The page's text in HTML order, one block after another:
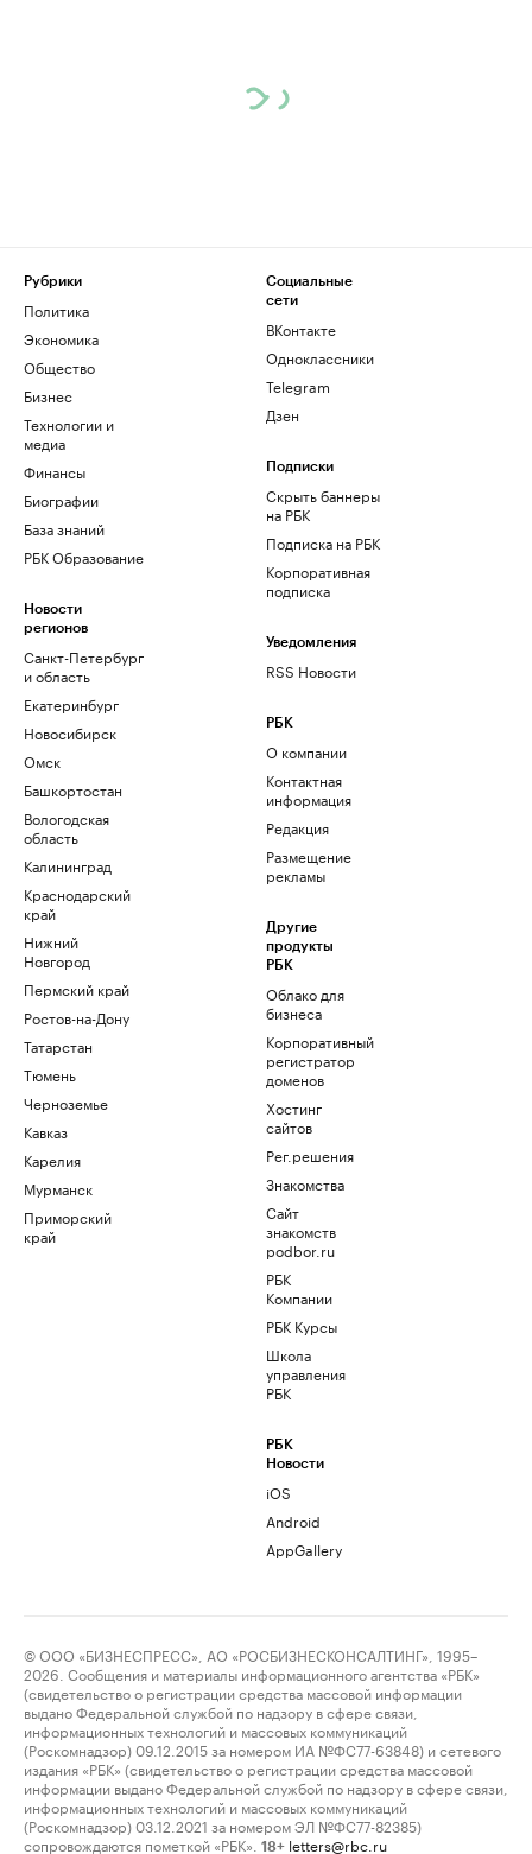
Рубрики
Политика
Экономика
Общество
Бизнес
Технологии и
медиа
Финансы
Биографии
База знаний
РБК Образование
Новости
регионов
Санкт-Петербург
и область
Екатеринбург
Новосибирск
Омск
Башкортостан
Вологодская
область
Калининград
Краснодарский
край
Нижний
Новгород
Пермский край
Ростов-на-Дону
Татарстан
Тюмень
Черноземье
Кавказ
Карелия
Мурманск
Приморский
край
Социальные
сети
ВКонтакте
Одноклассники
Telegram
Дзен
Подписки
Скрыть баннеры
на РБК
Подписка на РБК
Корпоративная
подписка
Уведомления
RSS Новости
РБК
О компании
Контактная
информация
Редакция
Размещение
рекламы
Другие
продукты
РБК
Облако для
бизнеса
Корпоративный
регистратор
доменов
Хостинг
сайтов
Рег.решения
Знакомства
Сайт
знакомств
podbor.ru
РБК
Компании
РБК Курсы
Школа
управления
РБК
РБК
Новости
iOS
Android
AppGallery
© ООО «БИЗНЕСПРЕСС», АО «РОСБИЗНЕСКОНСАЛТИНГ», 1995–
2026. Сообщения и материалы информационного агентства «РБК»
(свидетельство о регистрации средства массовой информации
выдано Федеральной службой по надзору в сфере связи,
информационных технологий и массовых коммуникаций
(Роскомнадзор) 09.12.2015 за номером ИА №ФС77-63848) и сетевого
издания «РБК» (свидетельство о регистрации средства массовой
информации выдано Федеральной службой по надзору в сфере связи,
информационных технологий и массовых коммуникаций
(Роскомнадзор) 03.12.2021 за номером ЭЛ №ФС77-82385)
сопровождаются пометкой «РБК».
18+ letters@rbc.ru